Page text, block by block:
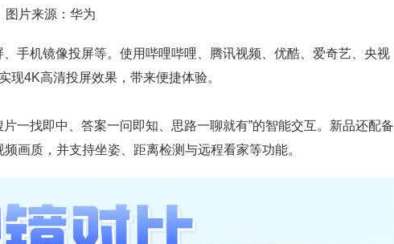
图片来源：华为
手机镜像投屏等。使用哔哩哔哩、腾讯视频、优酷、爱奇艺、央视
现4K高清投屏效果，带来便捷体验。
一找即中、答案一问即知、思路一聊就有”的智能交互。新品还配备
画质，并支持坐姿、距离检测与远程看家等功能。